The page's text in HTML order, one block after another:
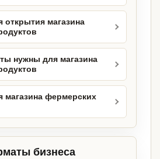
открытия магазина
нужны для магазина
магазина фермерских
бизнеса